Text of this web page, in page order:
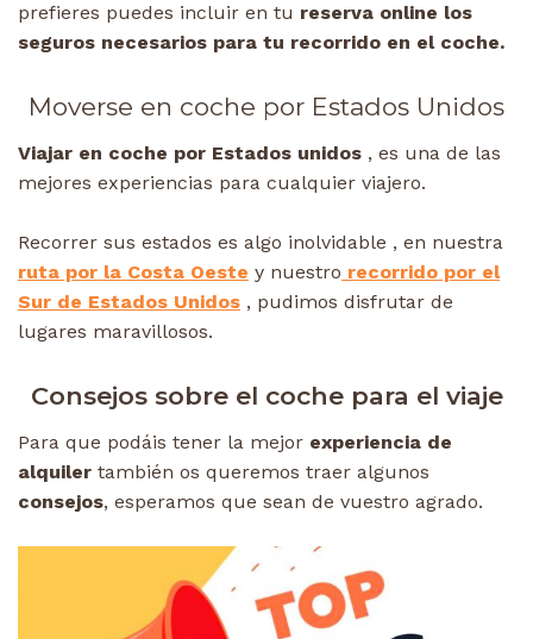
prefieres puedes incluir en tu reserva online los
seguros necesarios para tu recorrido en el coche.
Moverse en coche por Estados Unidos
Viajar en coche por Estados unidos , es una de las
mejores experiencias para cualquier viajero.
Recorrer sus estados es algo inolvidable , en nuestra
ruta por la Costa Oeste y nuestro recorrido por el
Sur de Estados Unidos , pudimos disfrutar de
lugares maravillosos.
Consejos sobre el coche para el viaje
Para que podáis tener la mejor experiencia de
alquiler también os queremos traer algunos
consejos, esperamos que sean de vuestro agrado.